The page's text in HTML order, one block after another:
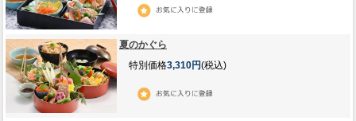
夏のかぐら
特別価格3,310円(税込)